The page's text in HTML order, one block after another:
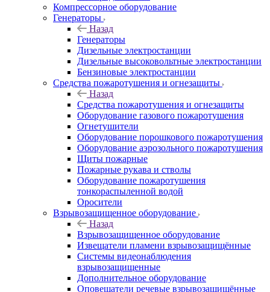
Компрессорное оборудование
Генераторы
Назад
Генераторы
Дизельные электростанции
Дизельные высоковольтные электростанции
Бензиновые электростанции
Средства пожаротушения и огнезащиты
Назад
Средства пожаротушения и огнезащиты
Оборудование газового пожаротушения
Огнетушители
Оборудование порошкового пожаротушения
Оборудование аэрозольного пожаротушения
Щиты пожарные
Пожарные рукава и стволы
Оборудование пожаротушения
тонкораспыленной водой
Оросители
Взрывозащищенное оборудование
Назад
Взрывозащищенное оборудование
Извещатели пламени взрывозащищённые
Системы видеонаблюдения
взрывозащищенные
Дополнительное оборудование
Оповещатели речевые взрывозащищённые